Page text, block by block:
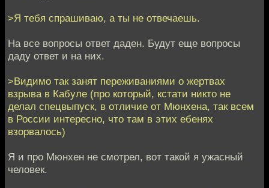
>Я тебя спрашиваю, а ты не отвечаешь.
На все вопросы ответ даден. Будут еще вопросы
даду ответ и на них.
>Видимо так занят переживаниями о жертвах
взрыва в Кабуле (про который, кстати никто не
делал спецвыпуск, в отличие от Мюнхена, так всем
в России интересно, что там в этих ебенях
взорвалось)
Я и про Мюнхен не смотрел, вот такой я ужасный
человек.